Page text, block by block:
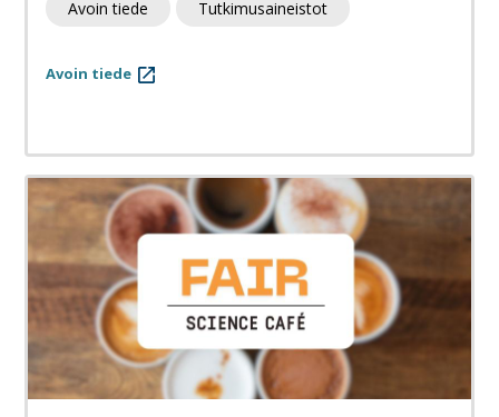
Avoin tiede Tutkimusaineistot
Avoin tiede